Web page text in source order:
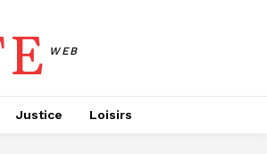
WEB
Justice Loisirs